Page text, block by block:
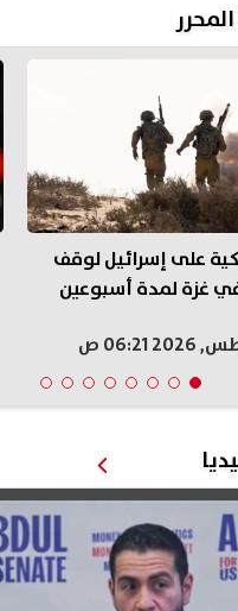
ترامب يشن هجومًا
بناء قاعة احتفالات